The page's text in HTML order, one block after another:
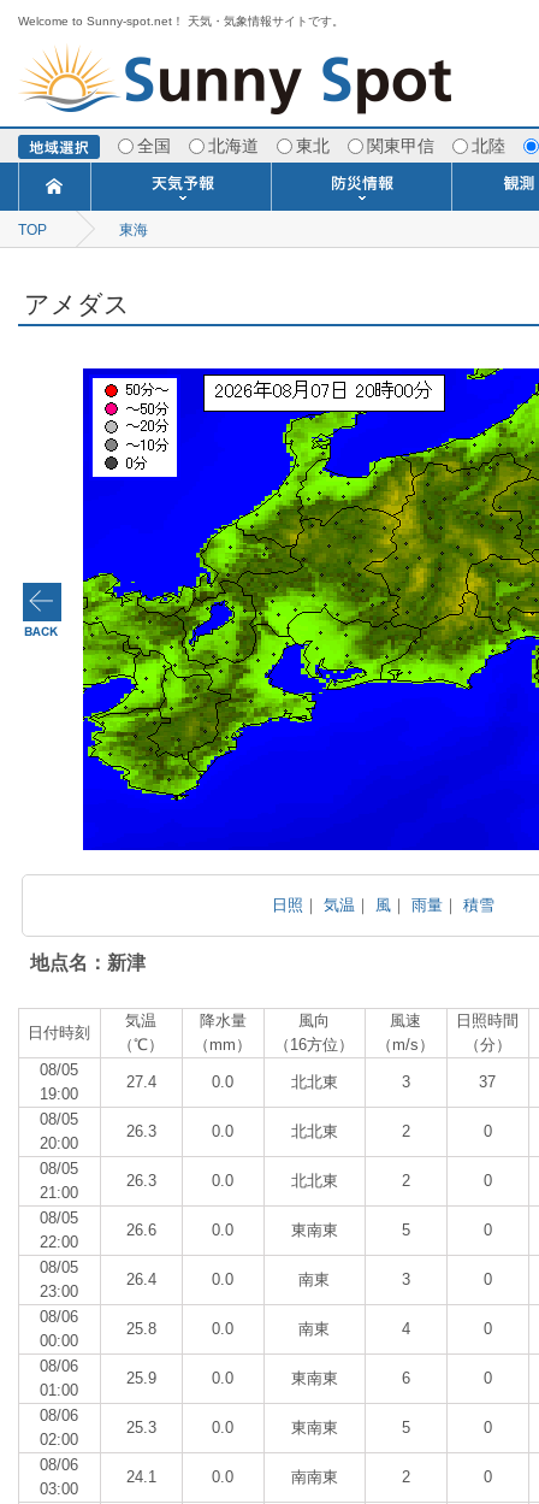
Welcome to Sunny-spot.net！ 天気・気象情報サイトです。
全国 北海道 東北 関東甲信 北陸
今日明日の天気
ポイント予報
週間天気予報
寒・暖候期予報
TOP 東海
アメダス
日照 ｜気温 ｜ 風 ｜雨量 ｜積雪
地点名：新津
日付時刻
気温
（℃）
降水量
（mm）
風向
（16方位）
風速
（m/s）
日照時間
（分）
08/05
19:00
27.4 0.0 北北東 3 37
08/05
20:00
26.3 0.0 北北東 2 0
08/05
21:00
26.3 0.0 北北東 2 0
08/05
22:00
26.6 0.0 東南東 5 0
08/05
23:00
26.4 0.0 南東 3 0
08/06
00:00
25.8 0.0 南東 4 0
08/06
01:00
25.9 0.0 東南東 6 0
08/06
02:00
25.3 0.0 東南東 5 0
08/06
03:00
24.1 0.0 南南東 2 0